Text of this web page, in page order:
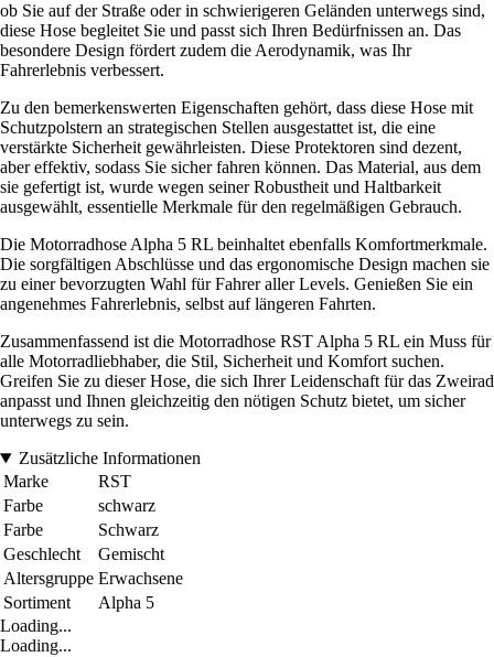
ob Sie auf der Straße oder in schwierigeren Geländen unterwegs sind,
diese Hose begleitet Sie und passt sich Ihren Bedürfnissen an. Das
besondere Design fördert zudem die Aerodynamik, was Ihr
Fahrerlebnis verbessert.
Zu den bemerkenswerten Eigenschaften gehört, dass diese Hose mit
Schutzpolstern an strategischen Stellen ausgestattet ist, die eine
verstärkte Sicherheit gewährleisten. Diese Protektoren sind dezent,
aber effektiv, sodass Sie sicher fahren können. Das Material, aus dem
sie gefertigt ist, wurde wegen seiner Robustheit und Haltbarkeit
ausgewählt, essentielle Merkmale für den regelmäßigen Gebrauch.
Die Motorradhose Alpha 5 RL beinhaltet ebenfalls Komfortmerkmale.
Die sorgfältigen Abschlüsse und das ergonomische Design machen sie
zu einer bevorzugten Wahl für Fahrer aller Levels. Genießen Sie ein
angenehmes Fahrerlebnis, selbst auf längeren Fahrten.
Zusammenfassend ist die Motorradhose RST Alpha 5 RL ein Muss für
alle Motorradliebhaber, die Stil, Sicherheit und Komfort suchen.
Greifen Sie zu dieser Hose, die sich Ihrer Leidenschaft für das Zweirad
anpasst und Ihnen gleichzeitig den nötigen Schutz bietet, um sicher
unterwegs zu sein.
Zusätzliche Informationen
Marke
RST
Farbe
schwarz
Farbe
Schwarz
Geschlecht
Gemischt
Altersgruppe Erwachsene
Sortiment
Alpha 5
Loading...
Loading...